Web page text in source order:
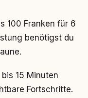
100 Franken für 6
benötigst du
15 Minuten
Fortschritte.